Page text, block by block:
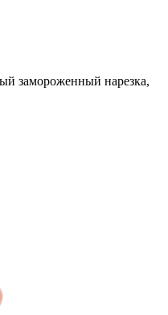
замороженный нарезка,